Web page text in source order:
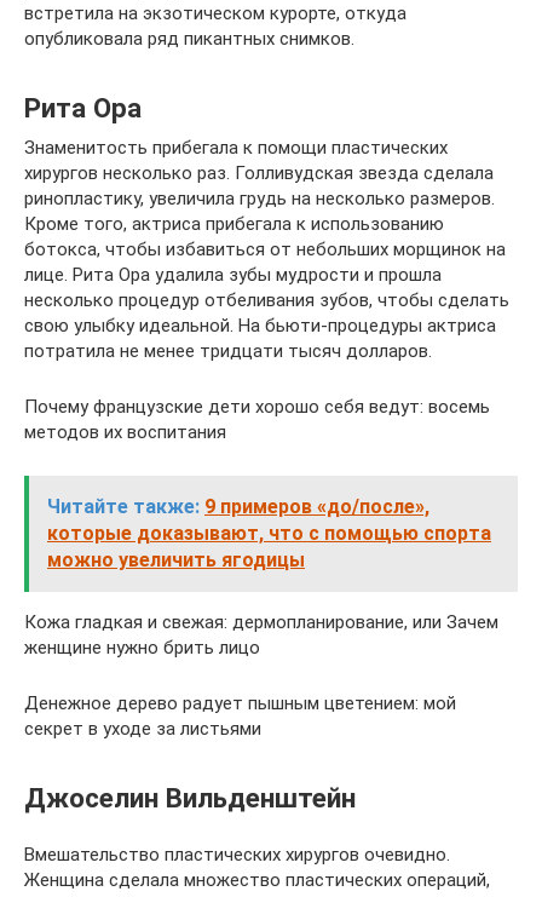
встретила на экзотическом курорте, откуда
опубликовала ряд пикантных снимков.
Рита Ора
Знаменитость прибегала к помощи пластических
хирургов несколько раз. Голливудская звезда сделала
ринопластику, увеличила грудь на несколько размеров.
Кроме того, актриса прибегала к использованию
ботокса, чтобы избавиться от небольших морщинок на
лице. Рита Ора удалила зубы мудрости и прошла
несколько процедур отбеливания зубов, чтобы сделать
свою улыбку идеальной. На бьюти-процедуры актриса
потратила не менее тридцати тысяч долларов.
Почему французские дети хорошо себя ведут: восемь
методов их воспитания
Читайте также: 9 примеров «до/после»,
которые доказывают, что с помощью спорта
можно увеличить ягодицы
Кожа гладкая и свежая: дермопланирование, или Зачем
женщине нужно брить лицо
Денежное дерево радует пышным цветением: мой
секрет в уходе за листьями
Джоселин Вильденштейн
Вмешательство пластических хирургов очевидно.
Женщина сделала множество пластических операций,